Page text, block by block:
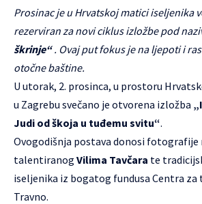
Prosinac je u Hrvatskoj matici iseljenika
rezerviran za novi ciklus izložbe pod
škrinje“. Ovaj put fokus je na ljepoti i
otočne baštine.
U utorak, 2. prosinca, u prostoru
u Zagrebu svečano je otvorena izložba
Judi od škoja u tuđemu svitu“.
Ovogodišnja postava donosi fotografije
talentiranog Vilima Tavčara te
iseljenika iz bogatog fundusa Centra
Travno.